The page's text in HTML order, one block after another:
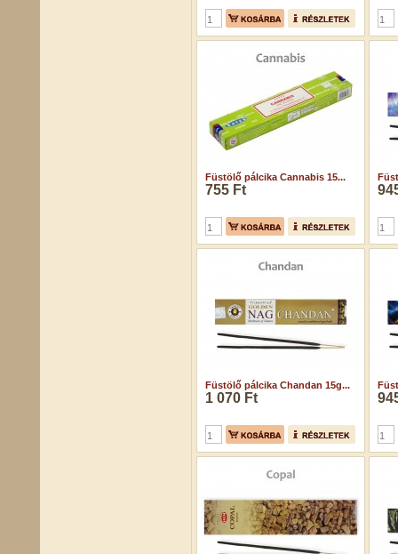
Füstölő pálcika Cannabis 15...
755 Ft
Füstölő pálcika Chandan 15g...
1 070 Ft